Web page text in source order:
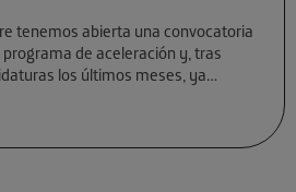
tenemos abierta una convocatoria
de aceleración y, tras
los últimos meses, ya